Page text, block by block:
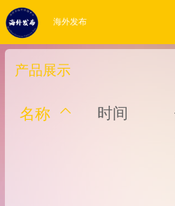
海外发布
产品展示
名称 时间